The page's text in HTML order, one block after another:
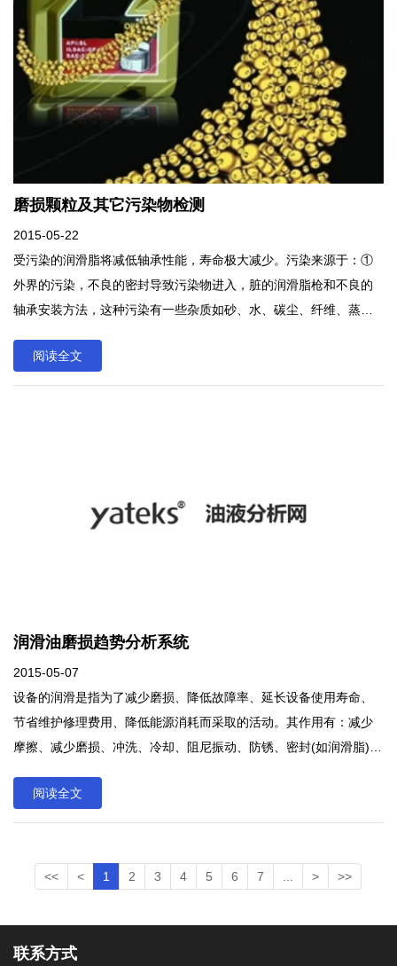
磨损颗粒及其它污染物检测
2015-05-22
受污染的润滑脂将减低轴承性能，寿命极大减少。污染来源于：①
外界的污染，不良的密封导致污染物进入，脏的润滑脂枪和不良的
轴承安装方法，这种污染有一些杂质如砂、水、碳尘、纤维、蒸汽
号的润滑脂)；③污染润滑脂到了使用寿命的末期，形成了碳化粒子
粘附在表面，促进了摩擦；④轴承磨损材料。
阅读全文
润滑油磨损趋势分析系统
2015-05-07
设备的润滑是指为了减少磨损、降低故障率、延长设备使用寿命、
节省维护修理费用、降低能源消耗而采取的活动。其作用有：减少
摩擦、减少磨损、冲洗、冷却、阻尼振动、防锈、密封(如润滑脂)
阅读全文
<< < 1 2 3 4 5 6 7 > >>
联系方式